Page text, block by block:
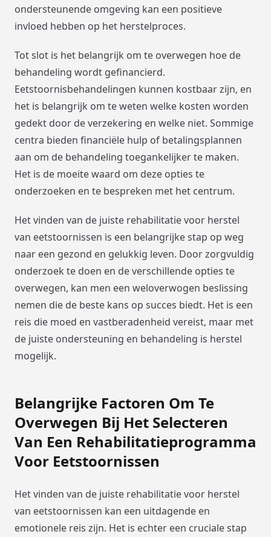
ondersteunende omgeving kan een positieve
invloed hebben op het herstelproces.
Tot slot is het belangrijk om te overwegen hoe de
behandeling wordt gefinancierd.
Eetstoornisbehandelingen kunnen kostbaar zijn, en
het is belangrijk om te weten welke kosten worden
gedekt door de verzekering en welke niet. Sommige
centra bieden financiële hulp of betalingsplannen
aan om de behandeling toegankelijker te maken.
Het is de moeite waard om deze opties te
onderzoeken en te bespreken met het centrum.
Het vinden van de juiste rehabilitatie voor herstel
van eetstoornissen is een belangrijke stap op weg
naar een gezond en gelukkig leven. Door zorgvuldig
onderzoek te doen en de verschillende opties te
overwegen, kan men een weloverwogen beslissing
nemen die de beste kans op succes biedt. Het is een
reis die moed en vastberadenheid vereist, maar met
de juiste ondersteuning en behandeling is herstel
mogelijk.
Belangrijke Factoren Om Te
Overwegen Bij Het Selecteren
Van Een Rehabilitatieprogramma
Voor Eetstoornissen
Het vinden van de juiste rehabilitatie voor herstel
van eetstoornissen kan een uitdagende en
emotionele reis zijn. Het is echter een cruciale stap